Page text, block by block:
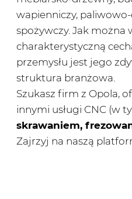
wapienniczy,
spożywczy. Jak można
charakterystyczną
przemysłu jest jego
struktura branżowa.
Szukasz firm z Opola,
innymi usługi CNC (w
skrawaniem,
Zajrzyj na naszą